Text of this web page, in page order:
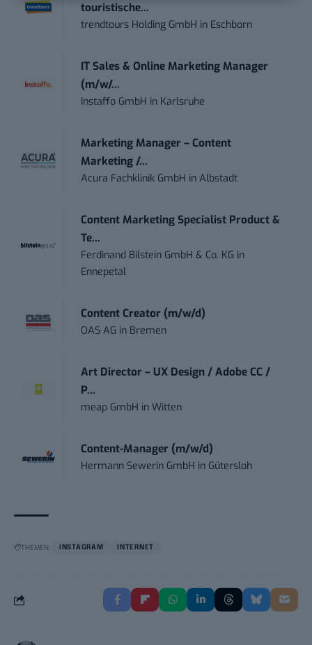
touristische...
trendtours Holding GmbH in Eschborn
IT Sales & Online Marketing Manager
(m/w/...
Instaffo GmbH in Karlsruhe
Marketing Manager – Content
Marketing /...
Acura Fachklinik GmbH inAlbstadt
Content Marketing Specialist Product &
Te...
Ferdinand Bilstein GmbH & Co. KG in
Ennepetal
Content Creator (m/w/d)
OAS AG in Bremen
Art Director – UX Design / Adobe CC /
P...
meap GmbH inWitten
Content-Manager (m/w/d)
Hermann Sewerin GmbH in Gütersloh
THEMEN: INSTAGRAM INTERNET